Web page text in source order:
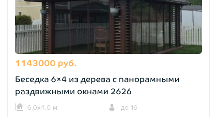
1143000 руб.
Беседка 6×4 из дерева с панорамными
раздвижными окнами 2626
6,0х4,0 м. до 16